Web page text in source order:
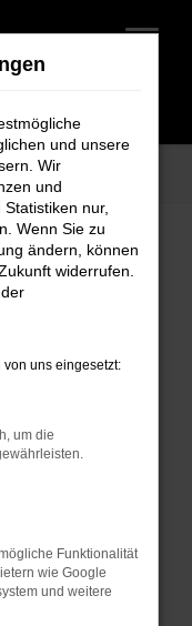
helfen können:
deine
Beispiel
und unsere
Wir
und
nur,
Wenn Sie zu
ändern, können
widerrufen.
uns eingesetzt:
um die
Funktionalität
wie Google
und weitere